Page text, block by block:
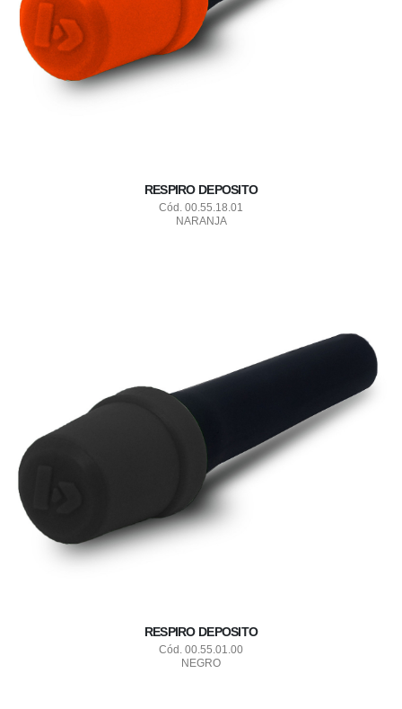
RESPIRO DEPOSITO
Cód. 00.55.18.01
NARANJA
RESPIRO DEPOSITO
Cód. 00.55.01.00
NEGRO